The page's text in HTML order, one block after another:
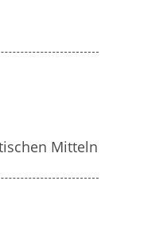
Mitteln